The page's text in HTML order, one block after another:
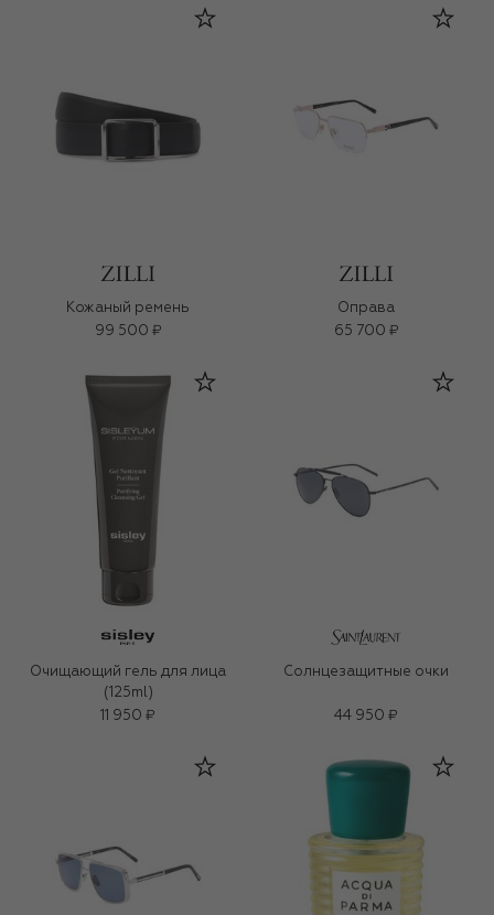
Кожаный ремень
99 500 ₽
Оправа
65 700 ₽
Очищающий гель для лица
(125ml)
11 950 ₽
Солнцезащитные очки
44 950 ₽